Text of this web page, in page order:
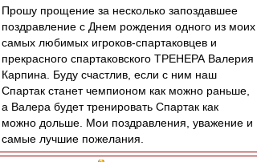
Прошу прощение за несколько запоздавшее
поздравление с Днем рождения одного из моих
самых любимых игроков-спартаковцев и
прекрасного спартаковского ТРЕНЕРА Валерия
Карпина. Буду счастлив, если с ним наш
Спартак станет чемпионом как можно раньше,
а Валера будет тренировать Спартак как
можно дольше. Мои поздравления, уважение и
самые лучшие пожелания.